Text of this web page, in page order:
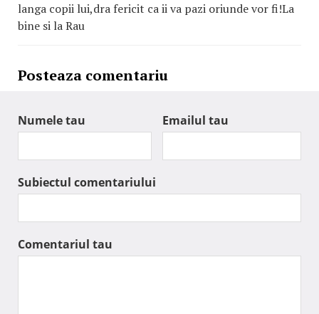
langa copii lui,dra fericit ca ii va pazi oriunde vor fi!La
bine si la Rau
Posteaza comentariu
Numele tau Emailul tau
Subiectul comentariului
Comentariul tau